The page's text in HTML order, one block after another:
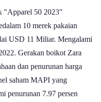
"Apparel 50 2023"
10 merek pakaian
USD 11 Miliar. Mengalami
Gerakan boikot Zara
dan penurunan harga
saham MAPI yang
penurunan 7.97 persen